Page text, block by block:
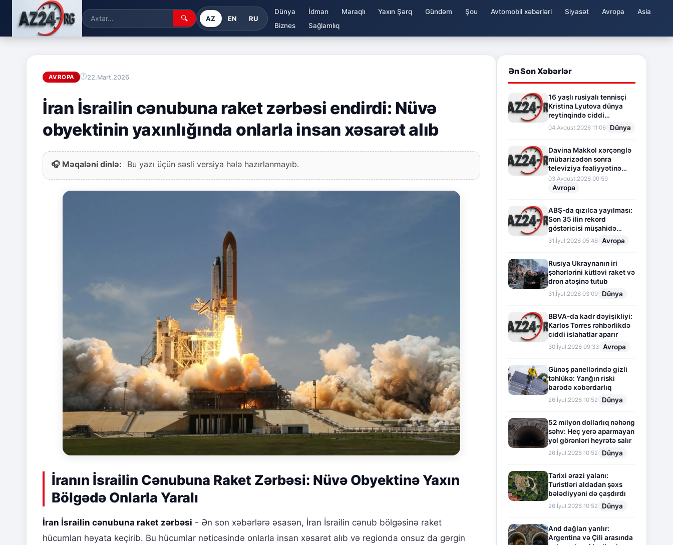
🔍 AZ EN RU
Dünya İdman Maraqlı Yaxın Şərq Gündəm Şou Avtomobil xəbərləri Siyasət Avropa
Asia
Biznes
Sağlamlıq
AVROPA 22.Mart.2026
İran İsrailin cənubuna raket zərbəsi endirdi: Nüvə
obyektinin yaxınlığında onlarla insan xəsarət alıb
🎧 Məqaləni dinlə: Bu yazı üçün səsli versiya hələ hazırlanmayıb.
İranın İsrailin Cənubuna Raket Zərbəsi: Nüvə Obyektinə Yaxın
Bölgədə Onlarla Yaralı
İran İsrailin cənubuna raket zərbəsi - Ən son xəbərlərə əsasən, İran İsrailin cənub bölgəsinə raket
hücumları həyata keçirib. Bu hücumlar nəticəsində onlarla insan xəsarət alıb və regionda onsuz da gərgin
Ən Son Xəbərlər
16 yaşlı rusiyalı tennisçi
Kristina Lyutova dünya
reytinqində ciddi
irəliləyişə imza atdı
04.Avqust.2026 11:06 Dünya
Davina Makkol xərçənglə
mübarizədən sonra
televiziya fəaliyyətinə
fasilə verir
03.Avqust.2026 00:59
Avropa
ABŞ-da qızılca yayılması:
Son 35 ilin rekord
göstəricisi müşahidə
olunur
31.İyul.2026 05:46 Avropa
Rusiya Ukraynanın iri
şəhərlərini kütləvi raket və
dron atəşinə tutub
31.İyul.2026 03:09 Dünya
BBVA-da kadr dəyişikliyi:
Karlos Torres rəhbərlikdə
ciddi islahatlar aparır
30.İyul.2026 09:33 Avropa
Günəş panellərində gizli
təhlükə: Yanğın riski
barədə xəbərdarlıq
26.İyul.2026 10:52 Dünya
52 milyon dollarlıq nəhəng
səhv: Heç yerə aparmayan
yol görənləri heyrətə salır
26.İyul.2026 10:52 Dünya
Tarixi ərazi yalanı:
Turistləri aldadan şəxs
bələdiyyəni də çaşdırdı
26.İyul.2026 10:52 Dünya
And dağları yarılır:
Argentina və Çili arasında